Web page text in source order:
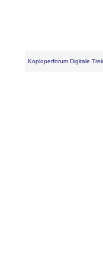
Koploperforum Digitale